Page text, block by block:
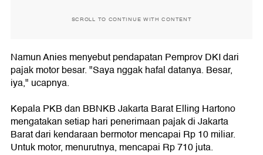
SCROLL TO CONTINUE WITH CONTENT
Namun Anies menyebut pendapatan Pemprov DKI dari
pajak motor besar. "Saya nggak hafal datanya. Besar,
iya," ucapnya.
Kepala PKB dan BBNKB Jakarta Barat Elling Hartono
mengatakan setiap hari penerimaan pajak di Jakarta
Barat dari kendaraan bermotor mencapai Rp 10 miliar.
Untuk motor, menurutnya, mencapai Rp 710 juta.